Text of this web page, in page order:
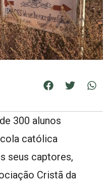
300 alunos
católica
seus captores,
Cristã da